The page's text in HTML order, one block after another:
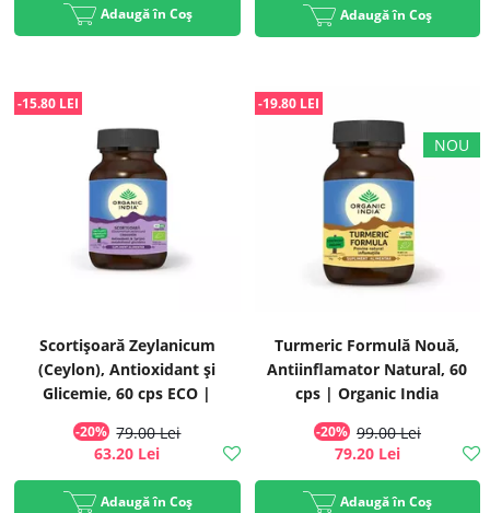
Adaugă în Coș Adaugă în Coș
Scortișoară Zeylanicum
(Ceylon), Antioxidant și
Glicemie, 60 cps ECO |
Organic India
-20% 79.00 Lei
-15.80 LEI
63.20 Lei
Adaugă în Coș
Turmeric Formulă Nouă,
Antiinflamator Natural, 60
cps | Organic India
-20% 99.00 Lei
-19.80 LEI
79.20 Lei
Adaugă în Coș